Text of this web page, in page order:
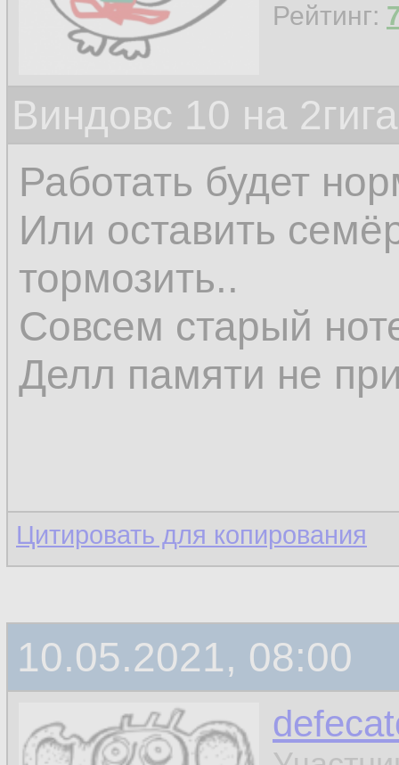
Рейтинг:
Виндовс 10 на
Работать будет
Или оставить
тормозить..
Совсем старый
Делл памяти не
Цитировать для копирования
10.05.2021, 08:00